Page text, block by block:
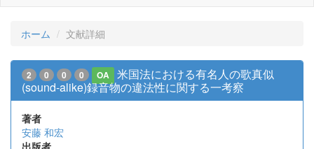
ホーム 文献詳細
2 0 0 0 OA
米国法における有名人の歌真似
(sound-alike)録音物の違法性に関する一考察
著者
安藤 和宏
出版者